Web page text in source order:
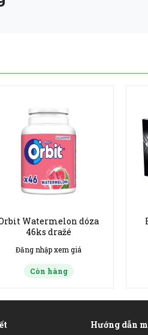
Watermelon dóza
46ks dražé
Đăng nhập xem giá
Còn hàng
Hướng dẫn